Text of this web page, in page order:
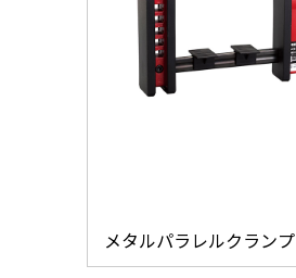
メタルパラレルクランプ